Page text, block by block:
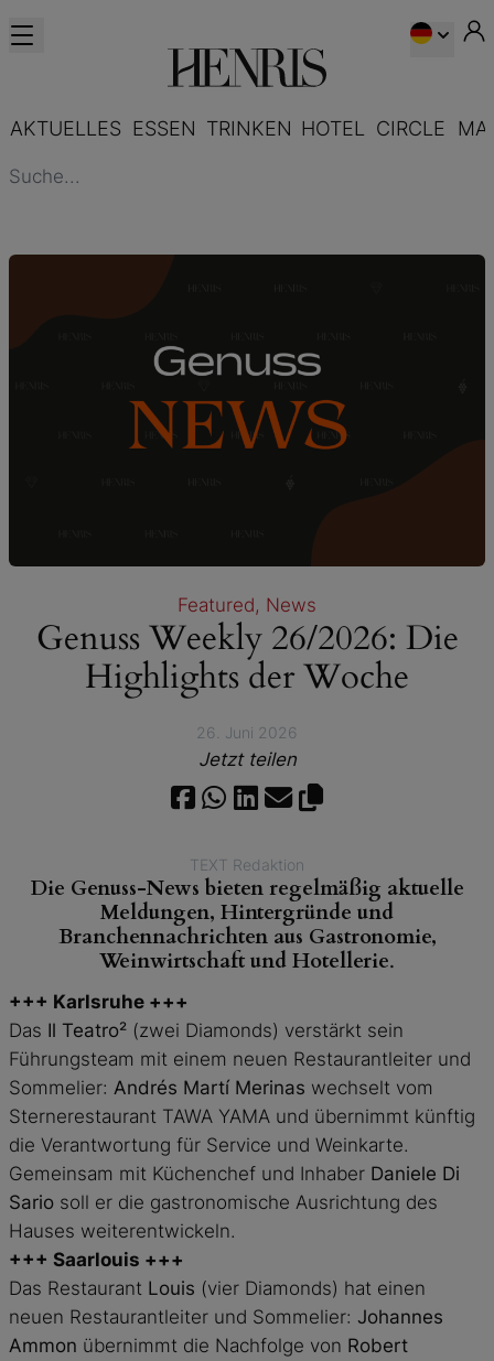
AKTUELLES ESSEN TRINKEN HOTEL CIRCLE
Featured, News
Genuss Weekly 26/2026: Die
Highlights der Woche
26. Juni 2026
Jetzt teilen
TEXT Redaktion
Die Genuss-News bieten regelmäßig aktuelle
Meldungen, Hintergründe und
Branchennachrichten aus Gastronomie,
Weinwirtschaft und Hotellerie.
+++ Karlsruhe +++
Das Il Teatro² (zwei Diamonds) verstärkt sein
Führungsteam mit einem neuen Restaurantleiter und
Sommelier: Andrés Martí Merinas wechselt vom
Sternerestaurant TAWA YAMA und übernimmt künftig
die Verantwortung für Service und Weinkarte.
Gemeinsam mit Küchenchef und Inhaber Daniele Di
Sario soll er die gastronomische Ausrichtung des
Hauses weiterentwickeln.
+++ Saarlouis +++
Das Restaurant Louis (vier Diamonds) hat einen
neuen Restaurantleiter und Sommelier: Johannes
Ammon übernimmt die Nachfolge von Robert